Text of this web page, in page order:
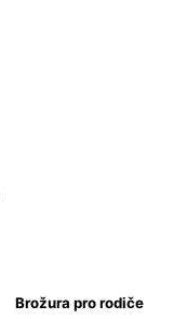
Brožura pro rodiče